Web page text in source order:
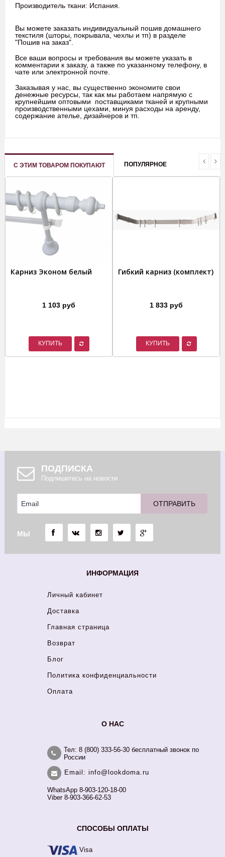
Производитель ткани: Испания.
Вы можете заказать индивидуальный пошив домашнего
текстиля (шторы, покрывала, чехлы и тп) в разделе
"Пошив на заказ".
Все ваши вопросы и требования вы можете указать в
комментарии к заказу, а также по указанному телефону, в
чате или электронной почте.
Заказывая у нас, вы существенно экономите свои
денежные ресурсы, так как мы работаем напрямую с
крупнейшим оптовыми поставщиками тканей и крупными
производственными цехами, минуя расходы на аренду,
содержание ателье, дизайнеров и тп.
С ЭТИМ ТОВАРОМ ПОКУПАЮТ ПОПУЛЯРНОЕ
Карниз Эконом белый
1 103 руб
КУПИТЬ
Гибкий карниз (комплект)
1 833 руб
КУПИТЬ
ПОДПИСКА
Подпишитесь на новости
МЫ
ИНФОРМАЦИЯ
Личный кабинет
Доставка
Главная страница
Возврат
Блог
Политика конфиденциальности
Оплата
О НАС
Тел: 8 (800) 333-56-30 бесплатный звонок по
России
Email: info@lookdoma.ru
WhatsApp 8-903-120-18-00
Viber 8-903-366-62-53
СПОСОБЫ ОПЛАТЫ
Visa